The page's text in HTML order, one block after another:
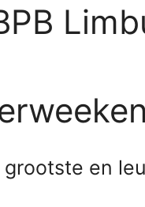
grootste en